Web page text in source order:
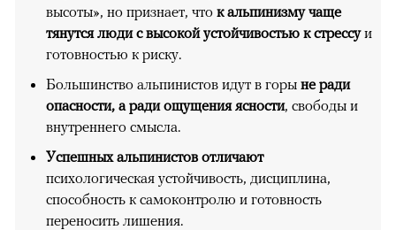
высоты», но признает, что к альпинизму чаще
тянутся люди с высокой устойчивостью к стрессуи
готовностью к риску.
Большинство альпинистов идут в горы не ради
опасности, а ради ощущения ясности, свободы и
внутреннего смысла.
Успешных альпинистов отличают
психологическая устойчивость, дисциплина,
способность к самоконтролю и готовность
переносить лишения.